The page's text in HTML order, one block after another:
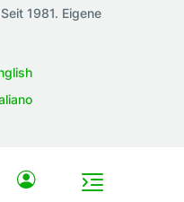
1981. Eigene